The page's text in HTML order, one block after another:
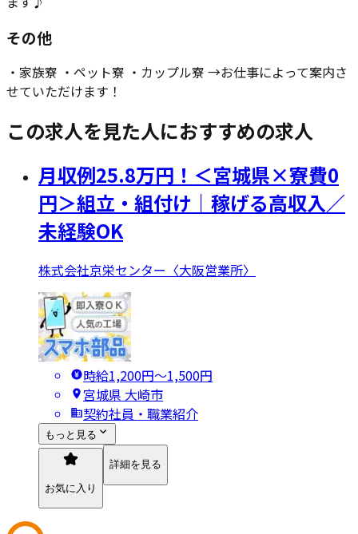
その他
・家族寮 ・ペット寮 ・カップル寮 →お仕事によって案内さ
せていただけます！
この求人を見た人におすすめの求人
月収例25.8万円！＜宮城県×寮費0
円＞組立・組付け｜稼げる高収入／
未経験OK
株式会社京栄センター〈大阪営業所〉
時給1,200円〜1,500円
宮城県 大崎市
契約社員・職業紹介
もっと見る
お気に入り
詳細を見る